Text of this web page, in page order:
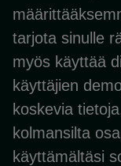
tarjota sinulle
myös käyttää
käyttäjien
koskevia
kolmansilta
käyttämältäsi